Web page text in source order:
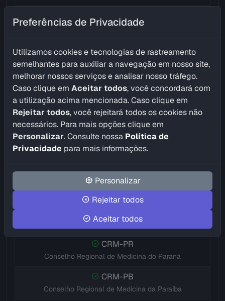
Conselho Regional de Medicina do Distrito Federal
CRM-ES
Conselho Regional de Medicina do Espírito Santo
CRM-GO
Conselho Regional de Medicina de Goiás
CRM-MA
Conselho Regional de Medicina do Maranhão
CRM-MT
CRM-MS
Conselho Regional de Medicina de Mato Grosso do Sul
Conselho Regional de Medicina de Minas Gerais
CRM-PR
Conselho Regional de Medicina do Paraná
CRM-PB
Conselho Regional de Medicina da Paraíba
Preferências de Privacidade
Utilizamos cookies e tecnologias de rastreamento
semelhantes para auxiliar a navegação em nosso site,
melhorar nossos serviços e analisar nosso tráfego.
Caso clique em Aceitar todos, você concordará com
a utilização acima mencionada. Caso clique em
Rejeitar todos, você rejeitará todos os cookies não
necessários. Para mais opções clique em
Personalizar. Consulte nossa Política de
Privacidade para mais informações.
Personalizar
Rejeitar todos
Aceitar todos